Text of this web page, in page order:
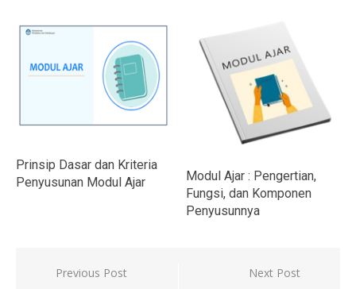
Prinsip Dasar dan Kriteria
Penyusunan Modul Ajar
Modul Ajar : Pengertian,
Fungsi, dan Komponen
Penyusunnya
Navigasi
Previous Post Next Post